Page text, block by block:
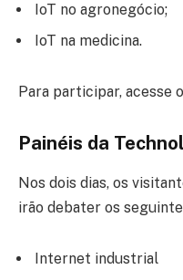
IoT no agronegócio;
IoT na medicina.
Para participar, acesse o
Painéis da
Nos dois dias, os
irão debater os
Internet industrial